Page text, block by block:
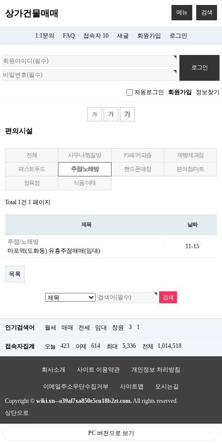
상가건물매매 메뉴 검색
1:1문의 FAQ 접속자 10 새글 회원가입 로그인
회
원
로
자동로그인 회원가입 정보찾기
편의시설
전체 사우나/찜질방 카페/커피숍
제빵제과점
패스트푸드
주점/노래방 핸드폰매장
편의점/마트
정육점
식품/야채
Total 1건 1 페이지
제목 날짜
주점/노래방
마포역(도화동) 유흥주점매매(임대)
11-15
목록
인기검색어 월세 매매 전세 임대 창원 3 1
접속자집계 오늘 423 어제 614 최대 5,336 전체 1,014,518
회사소개 사이트 이용약관 개인정보 처리방침
이메일주소무단수집거부 사이트맵 오시는길
Copyright © wiki.xn--o39al7xa850e5cu18b2zt.com.All rights reserved.
상단으로
PC 버전으로 보기